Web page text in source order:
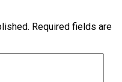
Required fields are